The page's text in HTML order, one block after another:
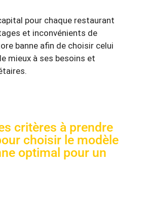
pour chaque restaurant
et inconvénients de
banne afin de choisir celui
mieux à ses besoins et
critères à prendre
choisir le modèle
optimal pour un